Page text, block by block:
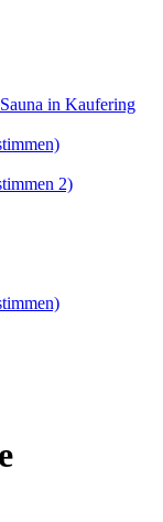
in Kaufering
2)